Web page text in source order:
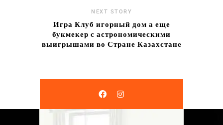
NEXT STORY
Игра Клуб игорный дом а еще
букмекер с астрономическими
выигрышами во Стране Казахстане